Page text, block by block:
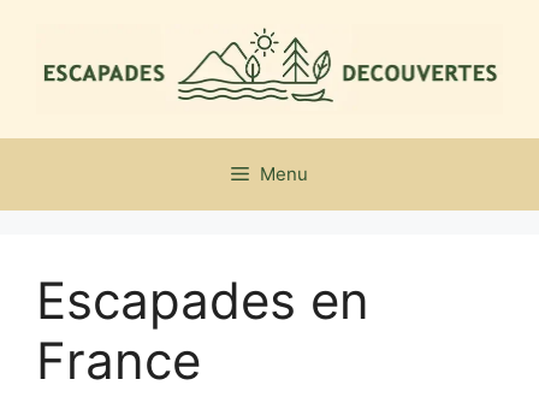
contenu
Menu
Escapades en
France